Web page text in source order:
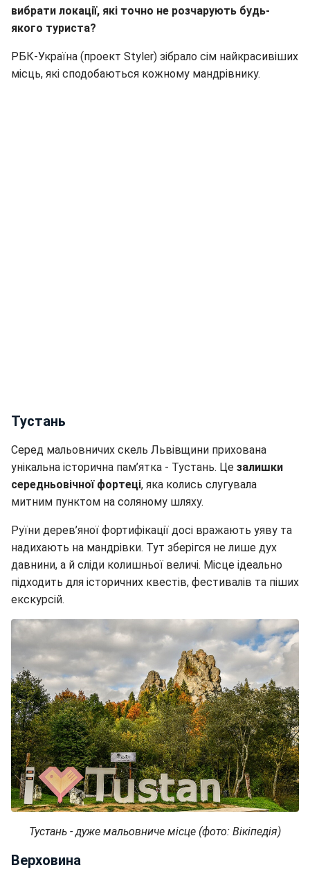
вибрати локації, які точно не розчарують будь-
якого туриста?
РБК-Україна (проект Styler) зібрало сім найкрасивіших
місць, які сподобаються кожному мандрівнику.
Тустань
Серед мальовничих скель Львівщини прихована
унікальна історична пам’ятка - Тустань. Це залишки
середньовічної фортеці, яка колись слугувала
митним пунктом на соляному шляху.
Руїни дерев’яної фортифікації досі вражають уяву та
надихають на мандрівки. Тут зберігся не лише дух
давнини, а й сліди колишньої величі. Місце ідеально
підходить для історичних квестів, фестивалів та піших
екскурсій.
Тустань - дуже мальовниче місце (фото: Вікіпедія)
Верховина